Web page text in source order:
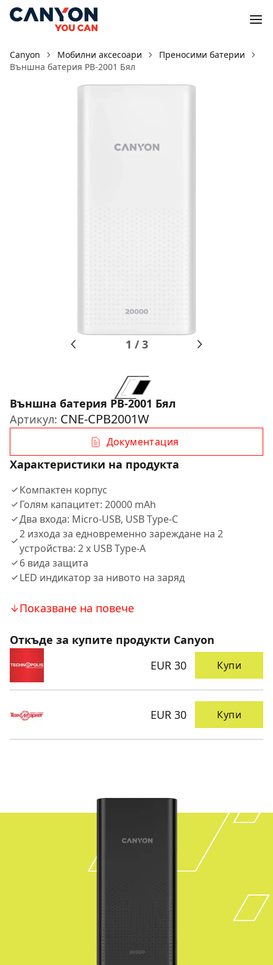
Canyon Мобилни аксесоари
Преносими батерии
Външна батерия PB-2001 Бял
1 /3
Външна батерия PB-2001 Бял
Артикул: CNE-CPB2001W
Документация
Характеристики на продукта
Компактен корпус
Голям капацитет: 20000 mAh
Два входа: Micro-USB, USB Type-C
2 изхода за едновременно зареждане на 2
устройства: 2 x USB Type-A
6 вида защита
LED индикатор за нивото на заряд
Показване на повече
Откъде за купите продукти Canyon
EUR 30
Купи
EUR 30 Купи